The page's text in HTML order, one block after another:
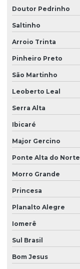
Doutor Pedrinho
Saltinho
Arroio Trinta
Pinheiro Preto
São Martinho
Leoberto Leal
Serra Alta
Ibicaré
Major Gercino
Ponte Alta do Norte
Morro Grande
Princesa
Planalto Alegre
Iomerê
Sul Brasil
Bom Jesus